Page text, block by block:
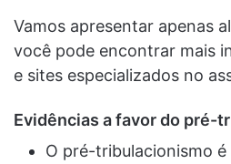
Vamos apresentar apenas
você pode encontrar mais
e sites especializados no
Evidências a favor do pré-
O pré-tribulacionismo